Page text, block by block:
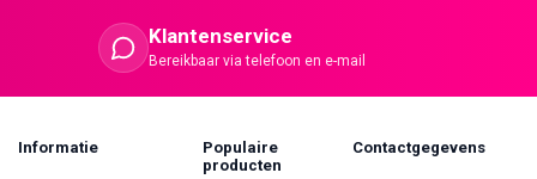
Klantenservice
Bereikbaar via telefoon en e-mail
Informatie
Populaire
producten
Contactgegevens